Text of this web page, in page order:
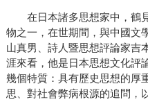
在日本諸多思想家中，鶴見
物之一，在世期間，與中國文
山真男、詩人暨思想評論家吉
涯來看，他是日本思想文化評
幾個特質：具有歷史思想的厚
思、對社會弊病根源的追問，